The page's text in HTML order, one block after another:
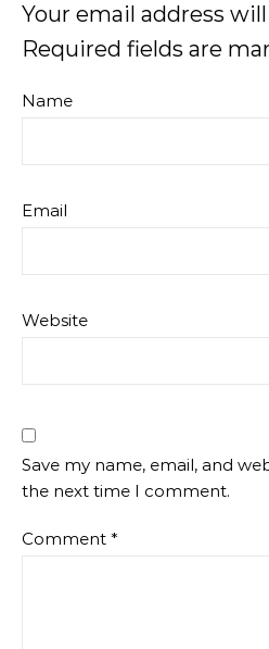
Your email address
Required fields are
Name
Email
Website
Save my name, email, and
the next time I comment.
Comment *